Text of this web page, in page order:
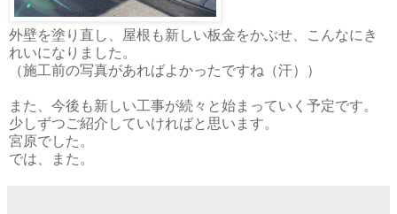
外壁を塗り直し、屋根も新しい板金をかぶせ、こんなにき
れいになりました。
（施工前の写真があればよかったですね（汗））
また、今後も新しい工事が続々と始まっていく予定です。
少しずつご紹介していければと思います。
宮原でした。
では、また。